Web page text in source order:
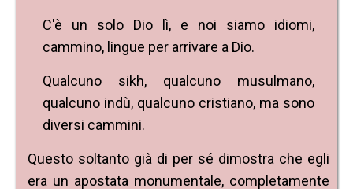
C'è un solo Dio lì, e noi siamo idiomi,
cammino, lingue per arrivare a Dio.
Qualcuno sikh, qualcuno musulmano,
qualcuno indù, qualcuno cristiano, ma sono
diversi cammini.
Questo soltanto già di per sé dimostra che egli
era un apostata monumentale, completamente